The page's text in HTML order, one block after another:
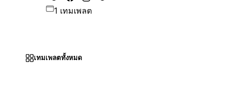
1 เทมเพลต
เทมเพลตทั้งหมด